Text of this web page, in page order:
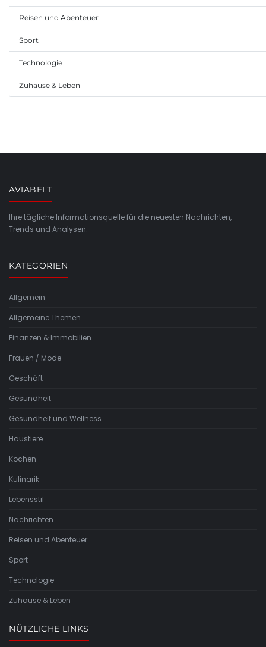
Reisen und Abenteuer
Sport
Technologie
Zuhause & Leben
AVIABELT
Ihre tägliche Informationsquelle für die neuesten Nachrichten,
Trends und Analysen.
KATEGORIEN
Allgemein
Allgemeine Themen
Finanzen & Immobilien
Frauen / Mode
Geschäft
Gesundheit
Gesundheit und Wellness
Haustiere
Kochen
Kulinarik
Lebensstil
Nachrichten
Reisen und Abenteuer
Sport
Technologie
Zuhause & Leben
NÜTZLICHE LINKS